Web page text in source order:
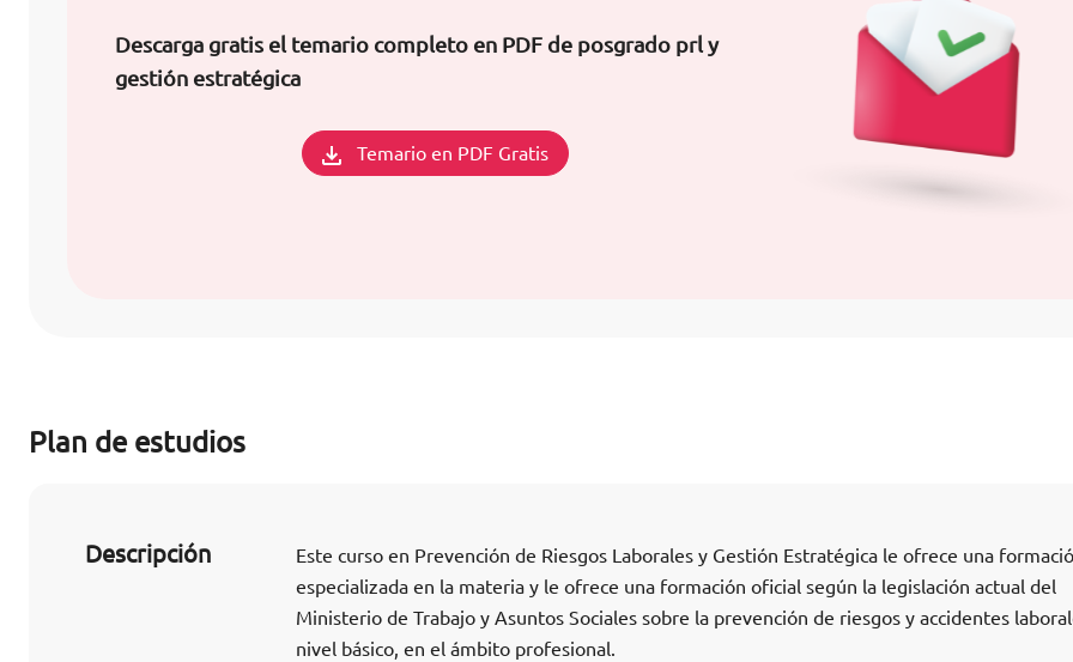
Descarga gratis el temario completo en PDF de posgrado prl y
gestión estratégica
Temario en PDF Gratis
Plan de estudios
Descripción
Este curso en Prevención de Riesgos Laborales y Gestión Estratégica le ofrece una
especializada en la materia y le ofrece una formación oficial según la legislación actual del
Ministerio de Trabajo y Asuntos Sociales sobre la prevención de riesgos y accidentes
nivel básico, en el ámbito profesional.